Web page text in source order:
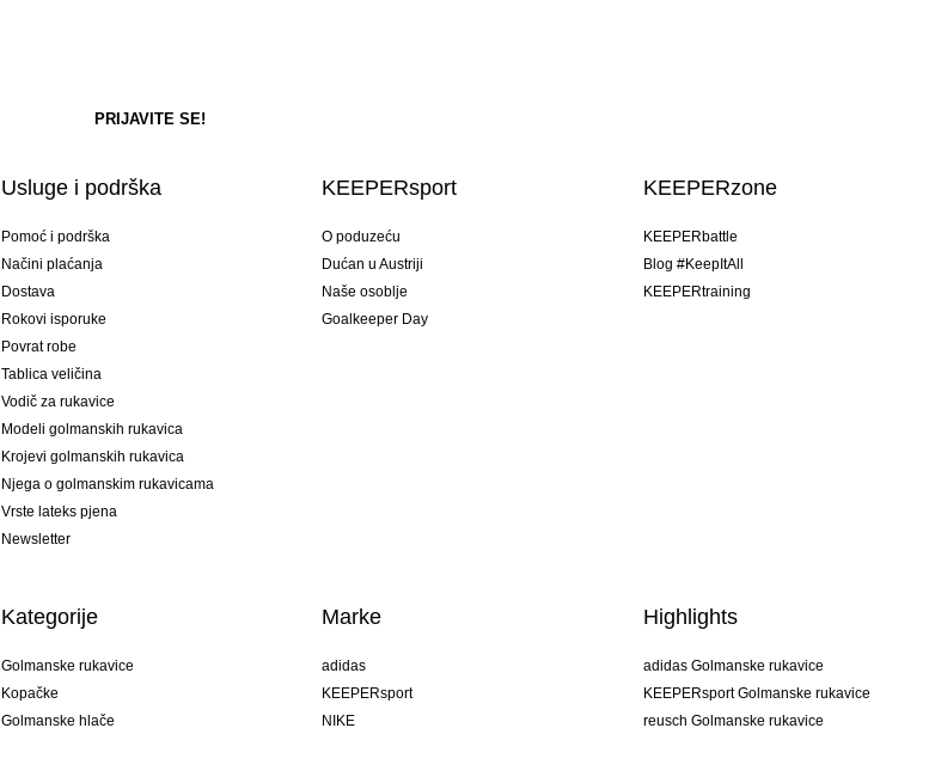
Usluge i podrška
Pomoć i podrška
Načini plaćanja
Dostava
Rokovi isporuke
Povrat robe
Tablica veličina
Vodič za rukavice
Modeli golmanskih rukavica
Krojevi golmanskih rukavica
Njega o golmanskim rukavicama
Vrste lateks pjena
Newsletter
KEEPERsport
O poduzeću
Dućan u Austriji
Naše osoblje
Goalkeeper Day
KEEPERzone
KEEPERbattle
Blog #KeepItAll
KEEPERtraining
Kategorije
Golmanske rukavice
Kopačke
Golmanske hlače
Marke
adidas
KEEPERsport
NIKE
Highlights
adidas Golmanske rukavice
KEEPERsport Golmanske rukavice
reusch Golmanske rukavice